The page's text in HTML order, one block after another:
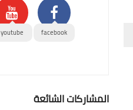
facebook
youtube
المشاركات الشائعة